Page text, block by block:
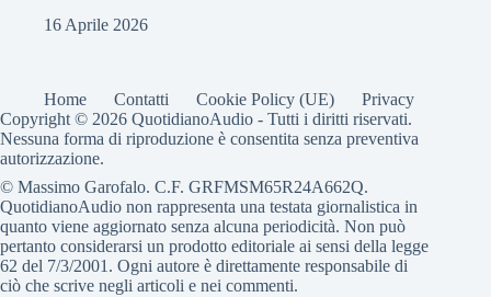
16 Aprile 2026
Home Contatti Cookie Policy (UE)
Privacy
Copyright © 2026 QuotidianoAudio - Tutti i diritti riservati.
Nessuna forma di riproduzione è consentita senza preventiva
autorizzazione.
© Massimo Garofalo. C.F. GRFMSM65R24A662Q.
QuotidianoAudio non rappresenta una testata giornalistica in
quanto viene aggiornato senza alcuna periodicità. Non può
pertanto considerarsi un prodotto editoriale ai sensi della legge
62 del 7/3/2001. Ogni autore è direttamente responsabile di
ciò che scrive negli articoli e nei commenti.